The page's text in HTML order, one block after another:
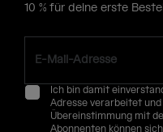
10 % für deine erste
Ich bin damit
Adresse verarbeitet
Übereinstimmung mit
Abonnenten können